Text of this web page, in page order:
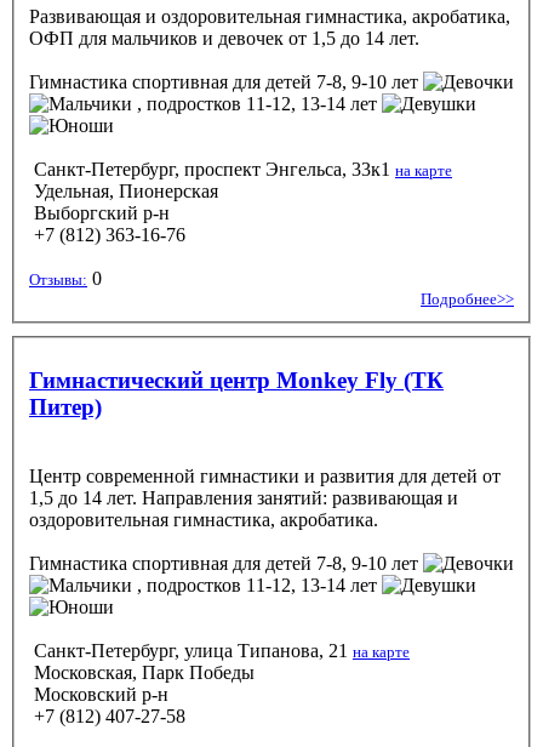
Развивающая и оздоровительная гимнастика, акробатика,
ОФП для мальчиков и девочек от 1,5 до 14 лет.
Гимнастика спортивная для детей 7-8, 9-10 лет
, подростков 11-12, 13-14 лет
Санкт-Петербург, проспект Энгельса, 33к1 на карте
Удельная, Пионерская
Выборгский р-н
+7 (812) 363-16-76
Отзывы: 0
Подробнее>>
Гимнастический центр Monkey Fly (ТК
Питер)
Центр современной гимнастики и развития для детей от
1,5 до 14 лет. Направления занятий: развивающая и
оздоровительная гимнастика, акробатика.
Гимнастика спортивная для детей 7-8, 9-10 лет
, подростков 11-12, 13-14 лет
Санкт-Петербург, улица Типанова, 21 на карте
Московская, Парк Победы
Московский р-н
+7 (812) 407-27-58